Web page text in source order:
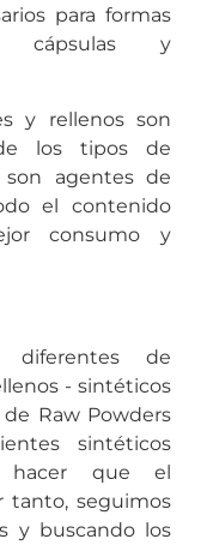
para formas
cápsulas y
y rellenos son
los tipos de
son agentes de
el contenido
consumo y
diferentes de
- sintéticos
Raw Powders
sintéticos
hacer que el
tanto, seguimos
y buscando los